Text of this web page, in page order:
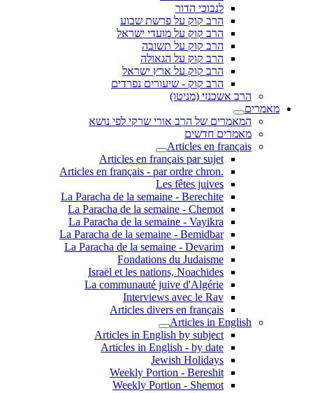
לנבוכי הדור
הרב קוק על פרשת שבוע
הרב קוק על מועדי ישראל
הרב קוק על תשובה
הרב קוק על הגאולה
הרב קוק על ארץ ישראל
הרב קוק - שיעורים נפרדים
הרב אשכנזי (מניטו)
מאמרים
המאמרים של הרב אורי שרקי לפי נושא
מאמרים חדשים
Articles en français
Articles en français par sujet
.Articles en français - par ordre chron
Les fêtes juives
La Paracha de la semaine - Berechite
La Paracha de la semaine - Chemot
La Paracha de la semaine - Vayikra
La Paracha de la semaine - Bemidbar
La Paracha de la semaine - Devarim
Fondations du Judaisme
Israël et les nations, Noachides
La communauté juive d'Algérie
Interviews avec le Rav
Articles divers en français
Articles in English
Articles in English by subject
Articles in English - by date
Jewish Holidays
Weekly Portion - Bereshit
Weekly Portion - Shemot